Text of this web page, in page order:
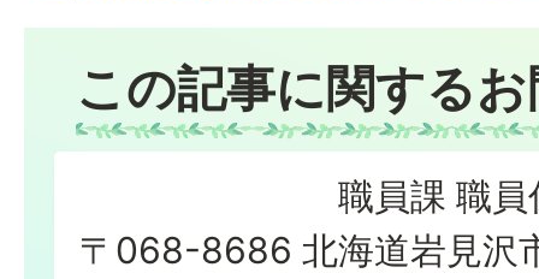
この記事に関する
職員課 職員
〒068-8686 北海道岩見沢